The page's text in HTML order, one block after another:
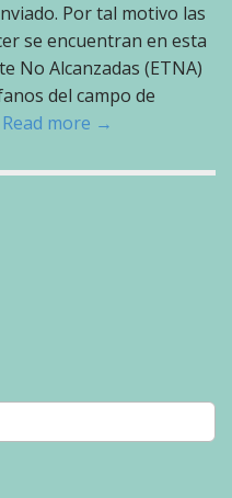
Por tal motivo las
se encuentran en esta
No Alcanzadas (ETNA)
del campo de
Read more →